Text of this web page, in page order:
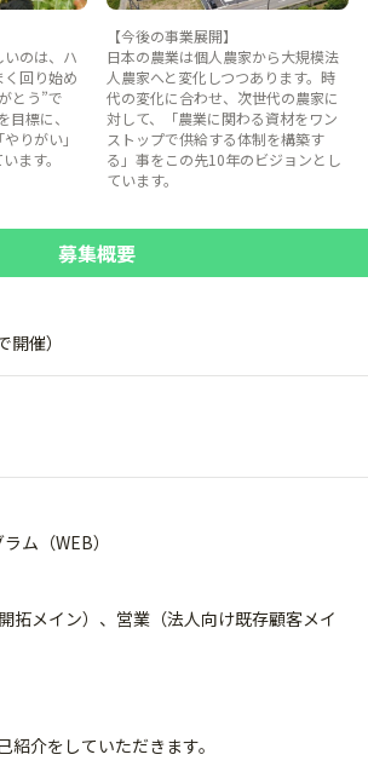
のは、ハ
く回り始め
とう”で
目標に、
りがい」
ます。
【今後の事業展開】
日本の農業は個人農家から大規模法
人農家へと変化しつつあります。時
代の変化に合わせ、次世代の農家に
対して、「農業に関わる資材をワン
ストップで供給する体制を構築す
る」事をこの先10年のビジョンとし
ています。
募集概要
催）
ム（WEB）
拓メイン）、営業（法人向け既存顧客メイ
紹介をしていただきます。